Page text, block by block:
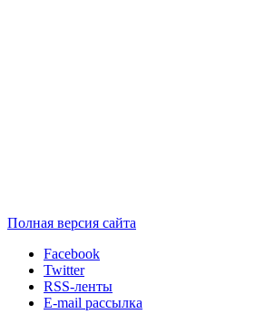
Полная версия сайта
Facebook
Twitter
RSS-ленты
E-mail рассылка